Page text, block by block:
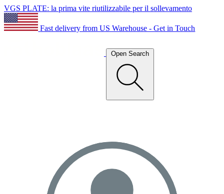
VGS PLATE: la prima vite riutilizzabile per il sollevamento
Fast delivery from US Warehouse - Get in Touch
Open Search